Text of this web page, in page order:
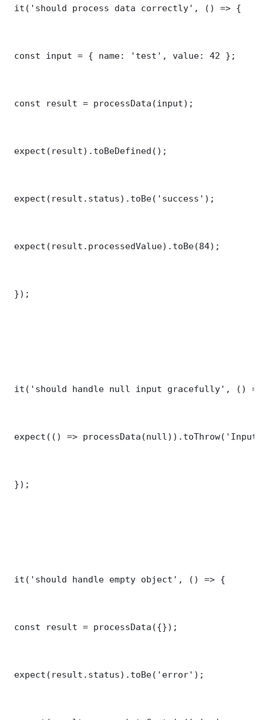
it('should process data correctly', () => {
const input = { name: 'test', value: 42 };
const result = processData(input);
expect(result).toBeDefined();
expect(result.status).toBe('success');
expect(result.processedValue).toBe(84);
});
it('should handle null input gracefully', ()
expect(() =>
});
it('should handle empty object', () => {
const result = processData({});
expect(result.status).toBe('error');